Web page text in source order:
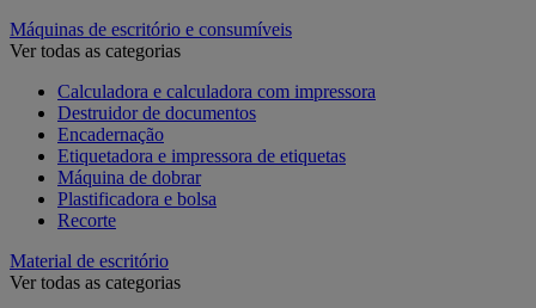
Máquinas de escritório e consumíveis
Ver todas as categorias
Calculadora e calculadora com impressora
Destruidor de documentos
Encadernação
Etiquetadora e impressora de etiquetas
Máquina de dobrar
Plastificadora e bolsa
Recorte
Material de escritório
Ver todas as categorias